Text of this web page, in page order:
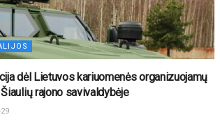
dėl Lietuvos kariuomenės organizuojamų
rajono savivaldybėje